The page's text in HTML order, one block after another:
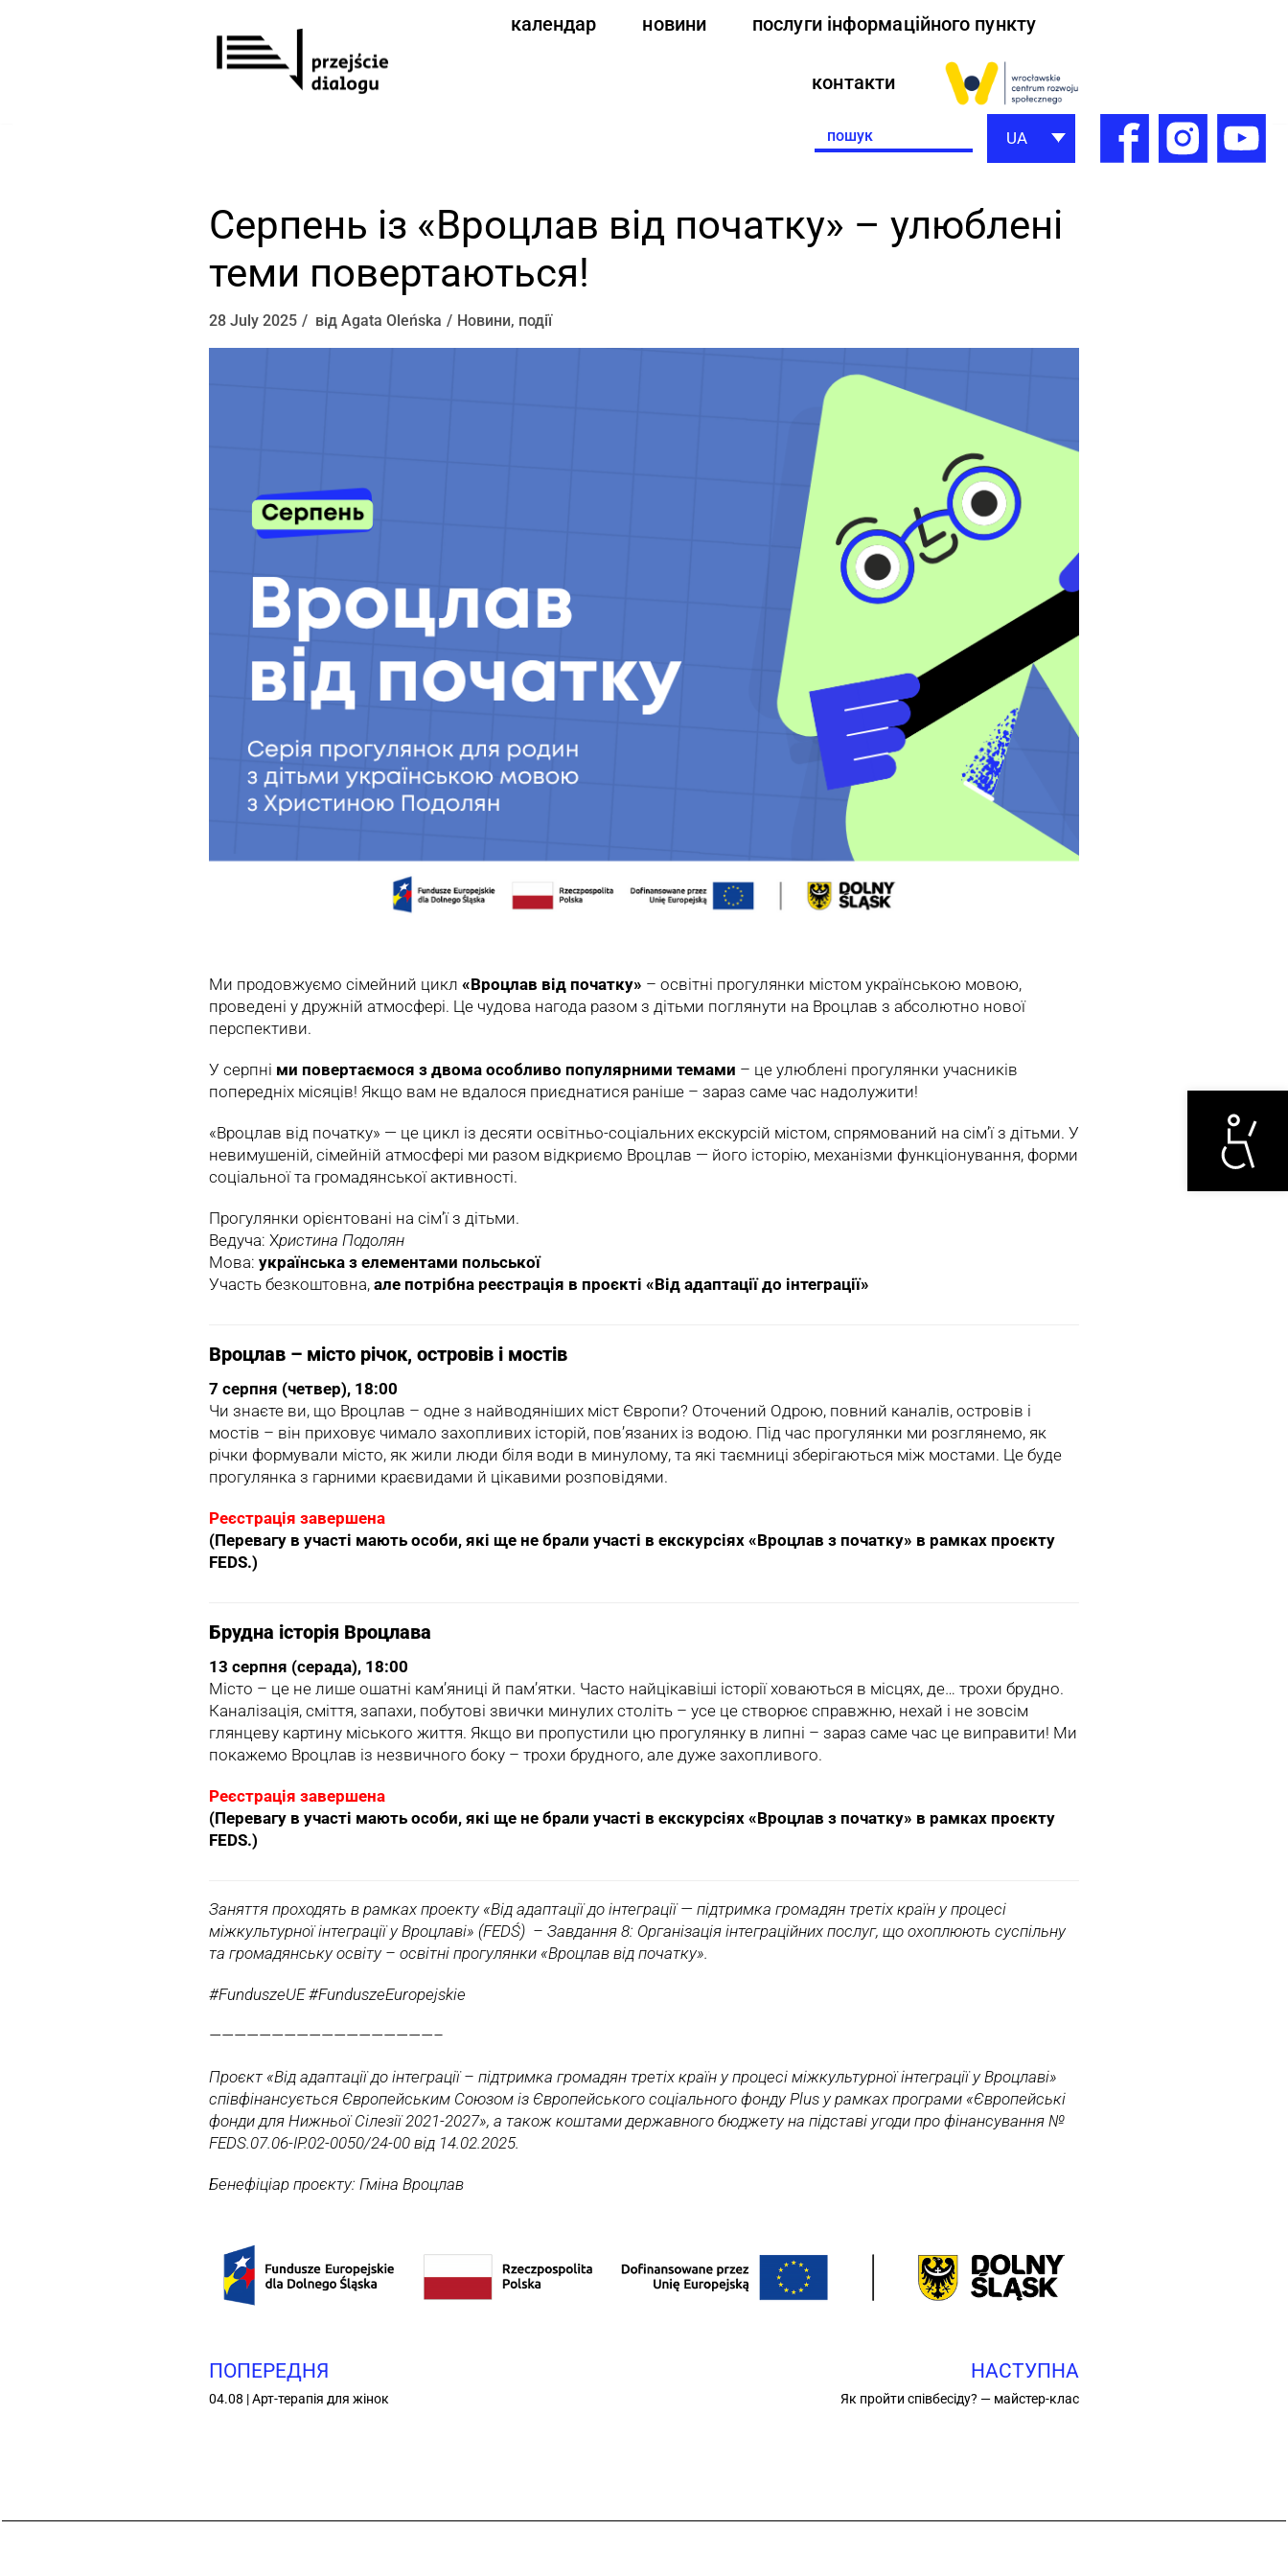
Otwórz
календар новини послуги інформаційного пункту
контакти
Search
for:
UA
Серпень із «Вроцлав від початку» – улюблені
теми повертаються!
28 July 2025 від Agata Oleńska Новини, події
Ми продовжуємо сімейний цикл «Вроцлав від початку» – освітні прогулянки містом українською мовою,
проведені у дружній атмосфері. Це чудова нагода разом з дітьми поглянути на Вроцлав з абсолютно нової
перспективи.
У серпні ми повертаємося з двома особливо популярними темами – це улюблені прогулянки учасників
попередніх місяців! Якщо вам не вдалося приєднатися раніше – зараз саме час надолужити!
«Вроцлав від початку» — це цикл із десяти освітньо-соціальних екскурсій містом, спрямований на сім’ї з дітьми. У
невимушеній, сімейній атмосфері ми разом відкриємо Вроцлав — його історію, механізми функціонування, форми
соціальної та громадянської активності.
Прогулянки орієнтовані на сім’ї з дітьми.
Ведуча: Христина Подолян
Мова: українська з елементами польської
Участь безкоштовна, але потрібна реєстрація в проєкті «Від адаптації до інтеграції»
Вроцлав – місто річок, островів і мостів
7 серпня (четвер), 18:00
Чи знаєте ви, що Вроцлав – одне з найводяніших міст Європи? Оточений Одрою, повний каналів, островів і
мостів – він приховує чимало захопливих історій, пов’язаних із водою. Під час прогулянки ми розглянемо, як
річки формували місто, як жили люди біля води в минулому, та які таємниці зберігаються між мостами. Це буде
прогулянка з гарними краєвидами й цікавими розповідями.
Реєстрація завершена
(Перевагу в участі мають особи, які ще не брали участі в екскурсіях «Вроцлав з початку» в рамках проєкту
FEDS.)
Брудна історія Вроцлава
13 серпня (серада), 18:00
Місто – це не лише ошатні кам’яниці й пам’ятки. Часто найцікавіші історії ховаються в місцях, де… трохи брудно.
Каналізація, сміття, запахи, побутові звички минулих століть – усе це створює справжню, нехай і не зовсім
глянцеву картину міського життя. Якщо ви пропустили цю прогулянку в липні – зараз саме час це виправити! Ми
покажемо Вроцлав із незвичного боку – трохи брудного, але дуже захопливого.
Реєстрація завершена
(Перевагу в участі мають особи, які ще не брали участі в екскурсіях «Вроцлав з початку» в рамках проєкту
FEDS.)
Заняття проходять в рамках проекту «Від адаптації до інтеграції — підтримка громадян третіх країн у процесі
міжкультурної інтеграції у Вроцлаві» (FEDŚ) – Завдання 8: Організація інтеграційних послуг, що охоплюють суспільну
та громадянську освіту – освітні прогулянки «Вроцлав від початку».
#FunduszeUE #FunduszeEuropejskie
——————————————————–
Проєкт «Від адаптації до інтеграції – підтримка громадян третіх країн у процесі міжкультурної інтеграції у Вроцлаві»
співфінансується Європейським Союзом із Європейського соціального фонду Plus у рамках програми «Європейські
фонди для Нижньої Сілезії 2021-2027», а також коштами державного бюджету на підставі угоди про фінансування №
FEDS.07.06-IP.02-0050/24-00 від 14.02.2025.
Бенефіціар проєкту: Гміна Вроцлав
ПОПЕРЕДНЯ
04.08 | Арт-терапія для жінок
НАСТУПНА
Як пройти співбесіду? — майстер-клас